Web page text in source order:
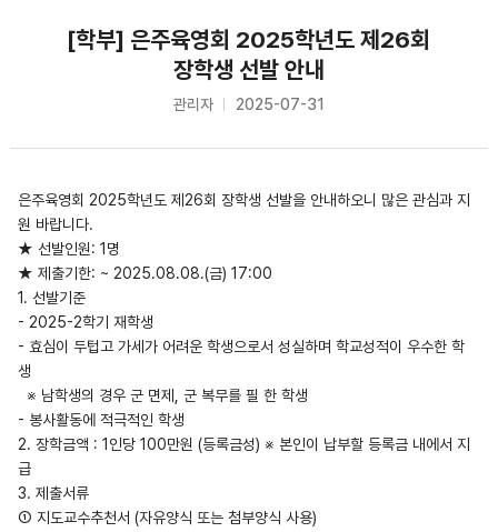
[학부] 은주육영회 2025학년도 제26회
장학생 선발 안내
관리자 2025-07-31
은주육영회 2025학년도 제26회 장학생 선발을 안내하오니 많은 관심과 지
원 바랍니다.
★ 선발인원: 1명
★ 제출기한: ~ 2025.08.08.(금) 17:00
1. 선발기준
- 2025-2학기 재학생
- 효심이 두텁고 가세가 어려운 학생으로서 성실하며 학교성적이 우수한 학
생
※ 남학생의 경우 군 면제, 군 복무를 필 한 학생
- 봉사활동에 적극적인 학생
2. 장학금액 : 1인당 100만원 (등록금성) ※ 본인이 납부할 등록금 내에서 지
급
3. 제출서류
① 지도교수추천서 (자유양식 또는 첨부양식 사용)